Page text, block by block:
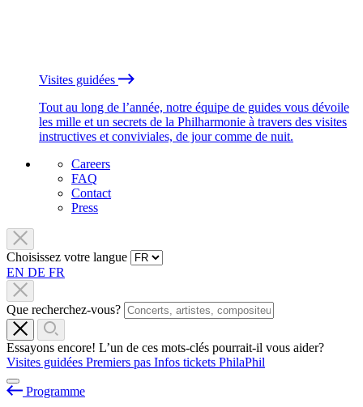
Visites guidées
Tout au long de l’année, notre équipe de guides vous dévoile
les mille et un secrets de la Philharmonie à travers des visites
instructives et conviviales, de jour comme de nuit.
Careers
FAQ
Contact
Press
Choisissez votre langue
EN DE FR
Que recherchez-vous?
Essayons encore! L’un de ces mots-clés pourrait-il vous aider?
Visites guidées Premiers pas Infos tickets PhilaPhil
Programme